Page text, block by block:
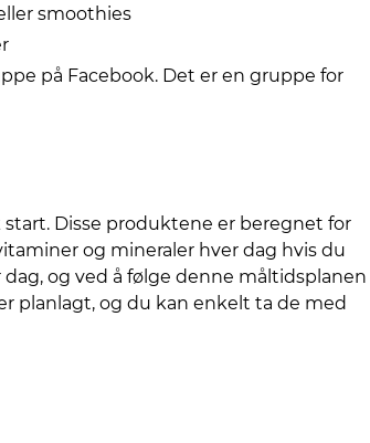
smoothies
på Facebook. Det er en gruppe for
Disse produktene er beregnet for
og mineraler hver dag hvis du
og ved å følge denne måltidsplanen
planlagt, og du kan enkelt ta de med